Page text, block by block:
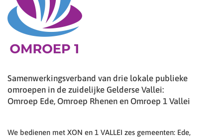
Samenwerkingsverband van drie lokale publieke
omroepen in de zuidelijke Gelderse Vallei:
Omroep Ede, Omroep Rhenen en Omroep 1 Vallei
We bedienen met XON en 1 VALLEI zes gemeenten: Ede,